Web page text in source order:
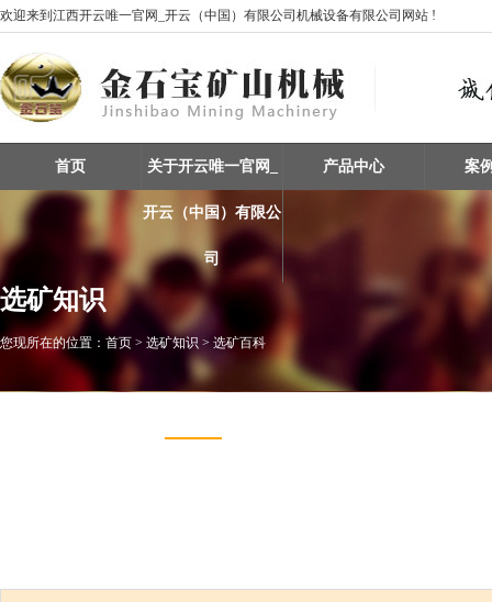
欢迎来到江西开云唯一官网_开云（中国）有限公司机械设备有限公司网站 !
首页 关于开云唯一官网_
开云（中国）有限公
司
产品中心 案
选矿知识
您现所在的位置： 首页 > 选矿知识 > 选矿百科